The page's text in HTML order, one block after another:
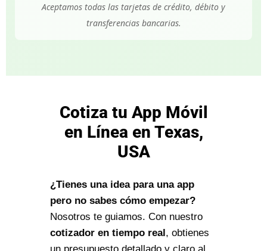
Aceptamos todas las tarjetas de crédito, débito y
transferencias bancarias.
Cotiza tu App Móvil
en Línea en Texas,
USA
¿Tienes una idea para una app
pero no sabes cómo empezar?
Nosotros te guiamos. Con nuestro
cotizador en tiempo real, obtienes
un presupuesto detallado y claro al